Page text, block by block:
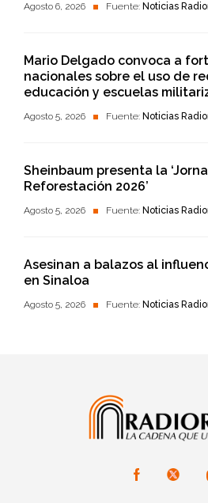
Agosto 6, 2026 Fuente: Noticias
Mario Delgado convoca a
nacionales sobre el uso de
educación y escuelas
Agosto 5, 2026 Fuente: Noticias
Sheinbaum presenta la
Reforestación 2026’
Agosto 5, 2026 Fuente: Noticias
Asesinan a balazos al
en Sinaloa
Agosto 5, 2026 Fuente: Noticias